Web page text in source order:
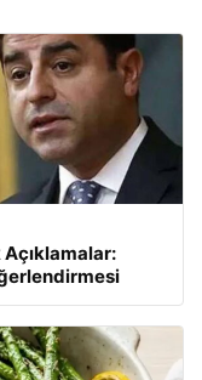
Açıklamalar: